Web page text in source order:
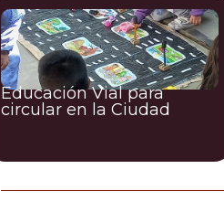
Educación Vial para
circular en la Ciudad